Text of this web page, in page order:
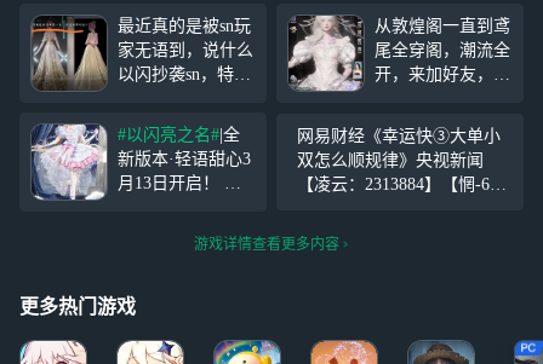
最近真的是被sn玩
家无语到，说什么
以闪抄袭sn，特意
比，不是这服装哪
像了？别太荒谬，
各有各的特色
从敦煌阁一直到鸢
尾全穿阁，潮流全
开，来加好友，搭
搭配的姐妹来，好
友位有限，先到先
得(评论区告诉我
你的以闪id和等级
#以闪亮之名# |全
新版本·轻语甜心3
月13日开启！ 五
芙」抢先看 套装
「告白奶芙」是夏
色云朵，是天空画
指尖划过层叠张开
网易财经《幸运快③大单小
双怎么顺规律》央视新闻
【凌云：2313884】【惘-666
有着不愿示人的一面。你的
游戏详情查看更多内容
更多热门游戏